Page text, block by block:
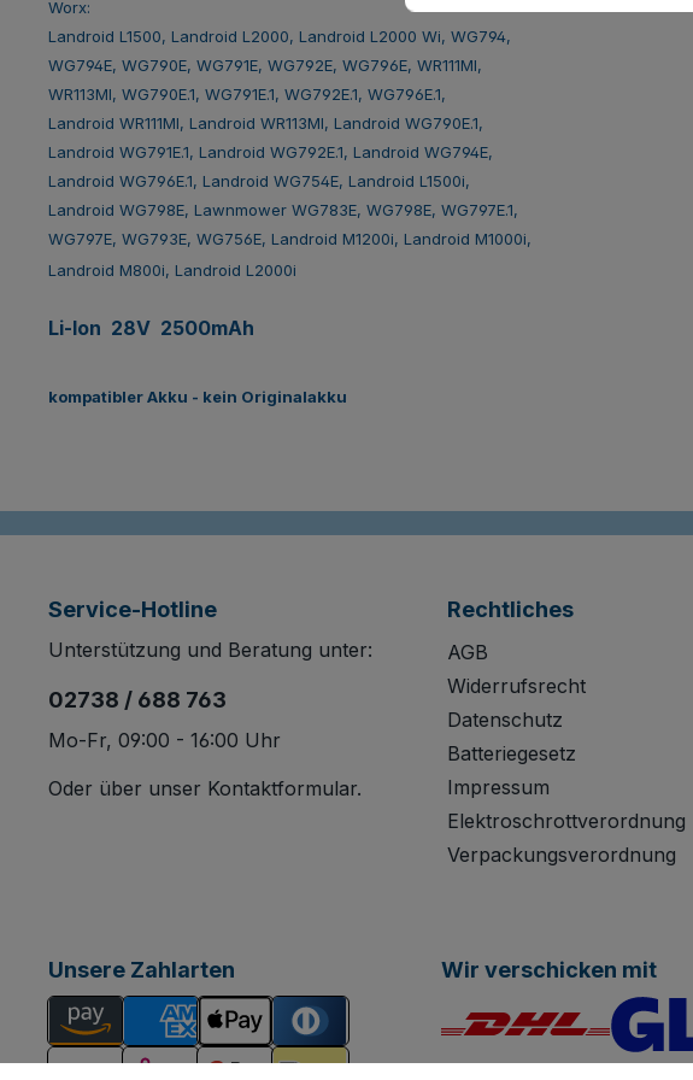
Worx:
Landroid L1500, Landroid L2000, Landroid L2000 Wi, WG794,
WG794E, WG790E, WG791E, WG792E, WG796E, WR111MI,
WR113MI, WG790E.1, WG791E.1, WG792E.1, WG796E.1,
Landroid WR111MI, Landroid WR113MI, Landroid WG790E.1,
Landroid WG791E.1, Landroid WG792E.1, Landroid WG794E,
Landroid WG796E.1, Landroid WG754E, Landroid L1500i,
Landroid WG798E, Lawnmower WG783E, WG798E, WG797E.1,
WG797E, WG793E, WG756E, Landroid M1200i, Landroid M1000i,
Landroid M800i, Landroid L2000i
Li-Ion 28V 2500mAh
kompatibler Akku - kein Originalakku
Service-Hotline
Unterstützung und Beratung unter:
02738 / 688 763
Mo-Fr, 09:00 - 16:00 Uhr
Oder über unser Kontaktformular.
Rechtliches
AGB
Widerrufsrecht
Datenschutz
Batteriegesetz
Impressum
Elektroschrottverordnung
Verpackungsverordnung
Unsere Zahlarten Wir verschicken mit